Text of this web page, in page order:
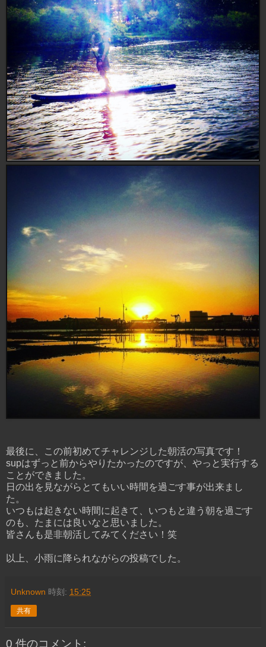
最後に、この前初めてチャレンジした朝活の写真です！
supはずっと前からやりたかったのですが、やっと実行する
ことができました。
日の出を見ながらとてもいい時間を過ごす事が出来まし
た。
いつもは起きない時間に起きて、いつもと違う朝を過ごす
のも、たまには良いなと思いました。
皆さんも是非朝活してみてください！笑
以上、小雨に降られながらの投稿でした。
Unknown 時刻: 15:25
共有
0 件のコメント: